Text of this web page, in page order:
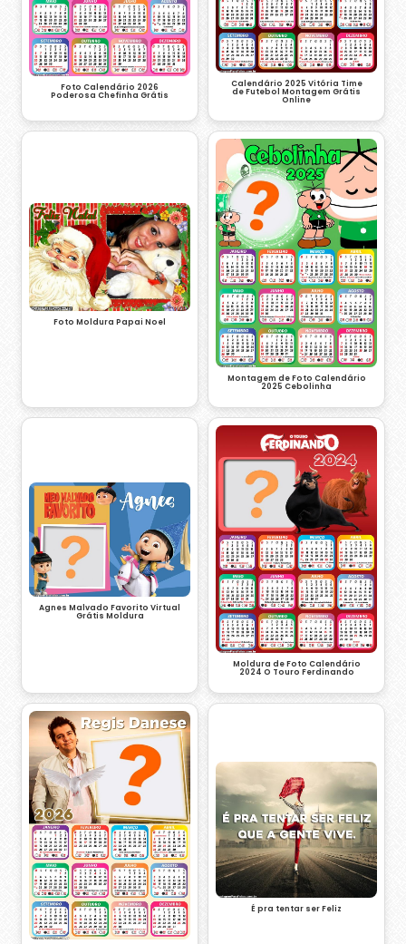
Foto Calendário 2026
Poderosa Chefinha Grátis
Calendário 2025 Vitória Time
de Futebol Montagem Grátis
Online
Foto Moldura Papai Noel
Montagem de Foto Calendário
2025 Cebolinha
Agnes Malvado Favorito Virtual
Grátis Moldura
Moldura de Foto Calendário
2024 O Touro Ferdinando
É pra tentar ser Feliz